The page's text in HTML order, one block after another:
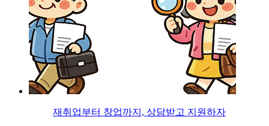
재취업부터 창업까지, 상담받고 지원하자